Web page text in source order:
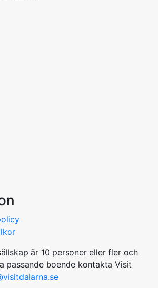
är 10 personer eller fler och
passande boende kontakta Visit